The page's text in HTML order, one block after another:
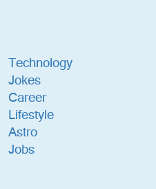
Technology
Jokes
Career
Lifestyle
Astro
Jobs